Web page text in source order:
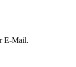
E-Mail.